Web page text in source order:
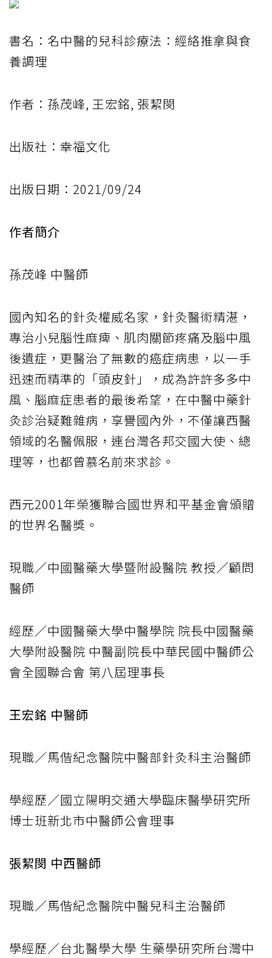
書名：名中醫的兒科診療法：經絡推拿與食
養調理
作者：孫茂峰, 王宏銘, 張絜閔
出版社：幸福文化
出版日期：2021/09/24
作者簡介
孫茂峰 中醫師
國內知名的針灸權威名家，針灸醫術精湛，
專治小兒腦性麻痺、肌肉關節疼痛及腦中風
後遺症，更醫治了無數的癌症病患，以一手
迅速而精準的「頭皮針」，成為許許多多中
風、腦麻症患者的最後希望，在中醫中藥針
灸診治疑難雜病，享譽國內外，不僅讓西醫
領域的名醫佩服，連台灣各邦交國大使、總
理等，也都曾慕名前來求診。
西元2001年榮獲聯合國世界和平基金會頒贈
的世界名醫獎。
現職／中國醫藥大學暨附設醫院 教授／顧問
醫師
經歷／中國醫藥大學中醫學院 院長中國醫藥
大學附設醫院 中醫副院長中華民國中醫師公
會全國聯合會 第八屆理事長
王宏銘 中醫師
現職／馬偕紀念醫院中醫部針灸科主治醫師
學經歷／國立陽明交通大學臨床醫學研究所
博士班新北市中醫師公會理事
張絜閔 中西醫師
現職／馬偕紀念醫院中醫兒科主治醫師
學經歷／台北醫學大學 生藥學研究所台灣中